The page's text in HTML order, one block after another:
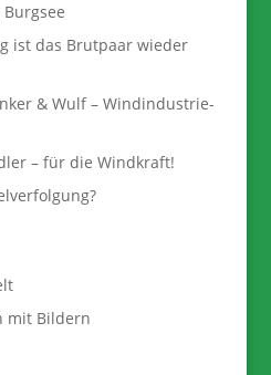
ist das Brutpaar wieder
& Wulf – Windindustrie-
– für die Windkraft!
mit Bildern